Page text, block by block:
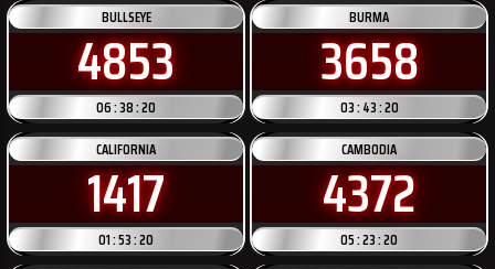
BULLSEYE
4853
06 : 38 : 20
BURMA
3658
03 : 43 : 20
CALIFORNIA
1417
01 : 53 : 20
CAMBODIA
4372
05 : 23 : 20